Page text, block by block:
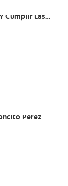
Cumplir Las
Pérez